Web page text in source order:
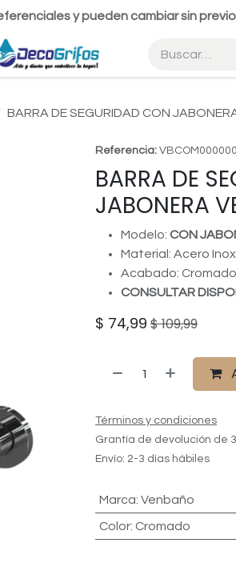
y pueden cambiar sin
BARRA DE SEGURIDAD CON
Referencia:
BARRA DE
JABONERA
Modelo: CON
Material: Acero
Acabado: Cromado
CONSULTAR
$ 74,99 $109,99
Términos y condiciones
Grantía de devolución de
Envío: 2-3 días hábiles
Marca: Venbaño
Color: Cromado